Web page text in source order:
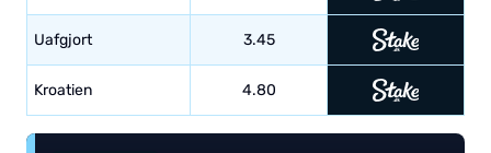
Uafgjort 3.45
Kroatien 4.80